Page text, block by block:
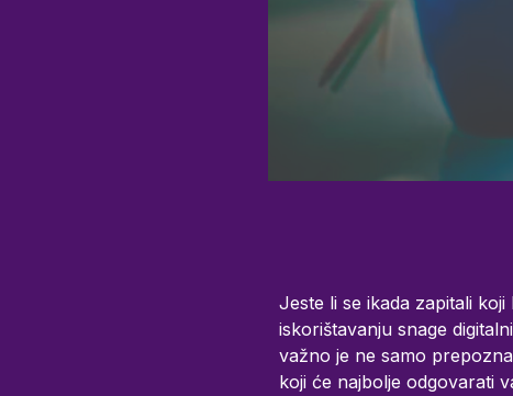
Jeste li se ikada zapitali
iskorištavanju snage
važno je ne samo
koji će najbolje odgovarati